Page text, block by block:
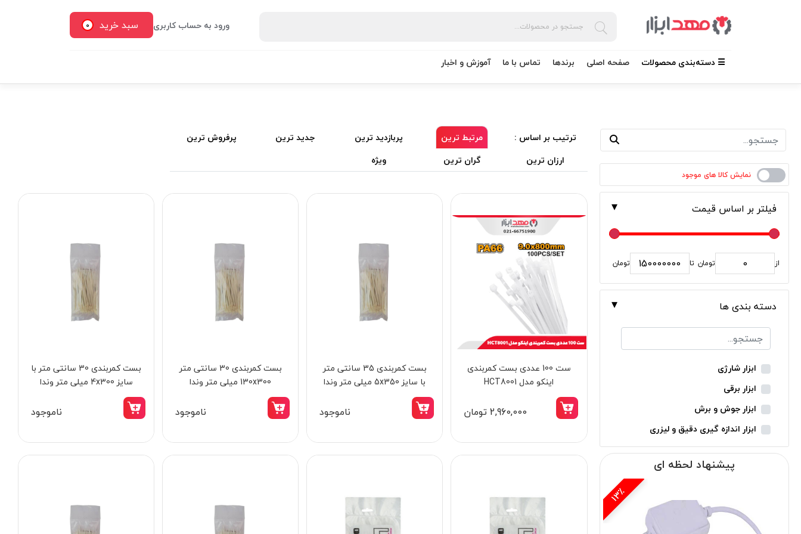
ورود به حساب کاربری سبد خرید 0
☰ دسته‌بندی محصولات صفحه اصلی برندها تماس با ما آموزش و اخبار
فیلتر بر اساس قیمت
از تومان تا تومان
دسته بندی ها
ابزار شارژی
ابزار برقی
ابزار جوش و برش
ابزار اندازه گیری دقیق و لیزری
ابزار باغبانی
ابزار نجاری
ابزار جانبی
بدون دسته‌بندی
پیشنهاد لحظه ای
15٪ 15٪
ترتیب بر اساس : مرتبط ترین پربازدید ترین جدید ترین
پرفروش ترین
ارزان ترین
گران ترین ویژه
ست 100 عددی بست کمربندی
اینکو مدل HCT8001
2,960,000 تومان
بست کمربندی 35 سانتی متر
با سایز 5x350 میلی متر وندا
ناموجود
بست کمربندی 30 سانتی متر
130x300 میلی متر وندا
ناموجود
بست کمربندی 30 سانتی متر با
سایز 4x300 میلی متر وندا
ناموجود